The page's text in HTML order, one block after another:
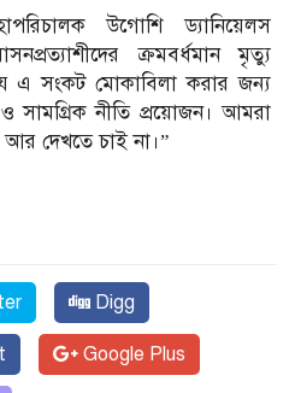
উগোশি ড্যানিয়েলস
ক্রমবর্ধমান মৃত্যু
এ সংকট মোকাবিলা করার জন্য
সামগ্রিক নীতি প্রয়োজন। আমরা
দেখতে চাই না।”
Digg
Google Plus